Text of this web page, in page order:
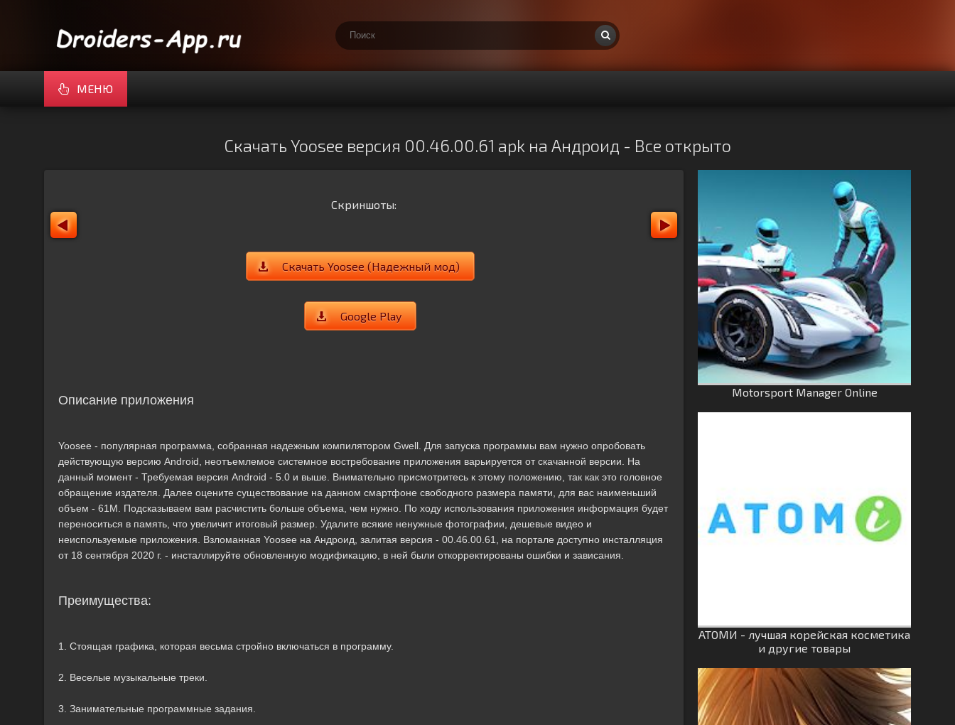
МЕНЮ
Скачать Yoosee версия 00.46.00.61 apk на Андроид - Все открыто
Скриншоты:
Скачать Yoosee (Надежный мод)
Google Play
Описание приложения
Yoosee - популярная программа, собранная надежным компилятором Gwell. Для запуска программы вам нужно опробовать
действующую версию Android, неотъемлемое системное востребование приложения варьируется от скачанной версии. На
данный момент - Требуемая версия Android - 5.0 и выше. Внимательно присмотритесь к этому положению, так как это головное
обращение издателя. Далее оцените существование на данном смартфоне свободного размера памяти, для вас наименьший
объем - 61M. Подсказываем вам расчистить больше объема, чем нужно. По ходу использования приложения информация будет
переноситься в память, что увеличит итоговый размер. Удалите всякие ненужные фотографии, дешевые видео и
неиспользуемые приложения. Взломанная Yoosee на Андроид, залитая версия - 00.46.00.61, на портале доступно инсталляция
от 18 сентября 2020 г. - инсталлируйте обновленную модификацию, в ней были откорректированы ошибки и зависания.
Преимущества:
1. Стоящая графика, которая весьма стройно включаться в программу.
2. Веселые музыкальные треки.
3. Занимательные программные задания.
Motorsport Manager Online
АТОМИ - лучшая корейская косметика
и другие товары